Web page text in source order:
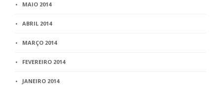
MAIO 2014
ABRIL 2014
MARÇO 2014
FEVEREIRO 2014
JANEIRO 2014